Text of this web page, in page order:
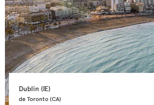
Dublin (IE)
de Toronto (CA)